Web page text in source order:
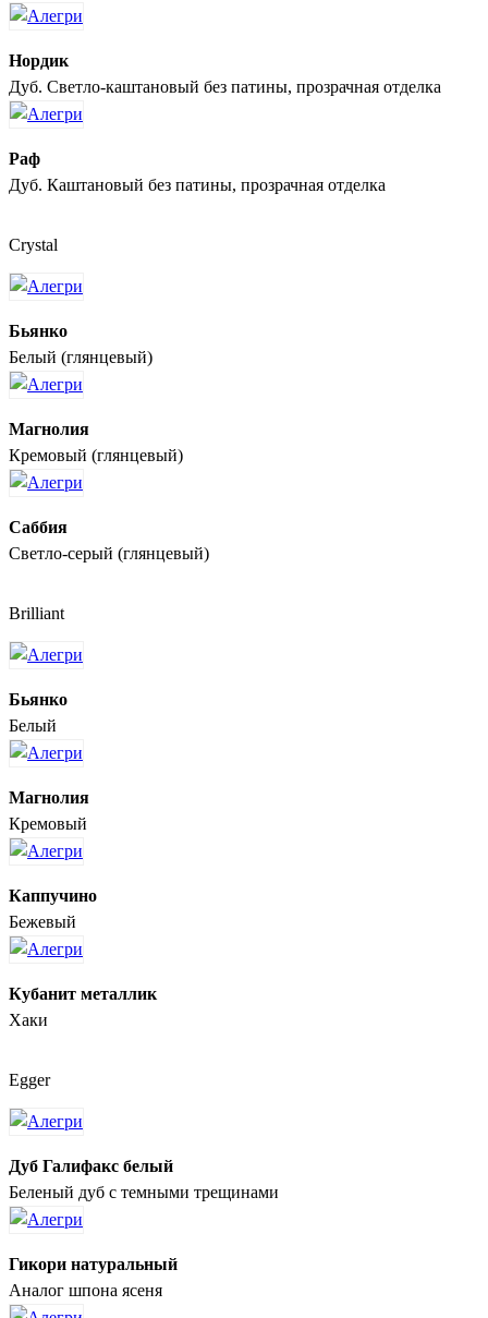
Нордик
Дуб. Светло-каштановый без патины, прозрачная отделка
Раф
Дуб. Каштановый без патины, прозрачная отделка
Crystal
Бьянко
Белый (глянцевый)
Магнолия
Кремовый (глянцевый)
Саббия
Светло-серый (глянцевый)
Brilliant
Бьянко
Белый
Магнолия
Кремовый
Каппучино
Бежевый
Кубанит металлик
Хаки
Egger
Дуб Галифакс белый
Беленый дуб с темными трещинами
Гикори натуральный
Аналог шпона ясеня